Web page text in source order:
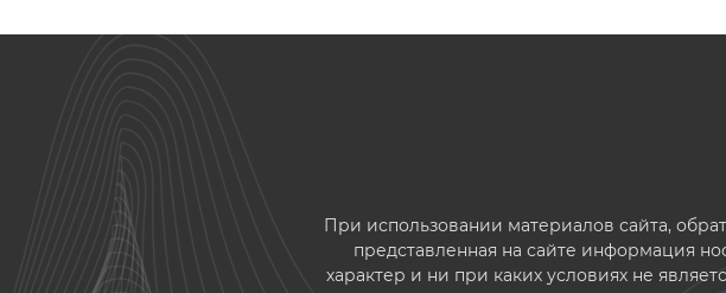
При использовании материалов сайта,
представленная на сайте информация
характер и ни при каких условиях не